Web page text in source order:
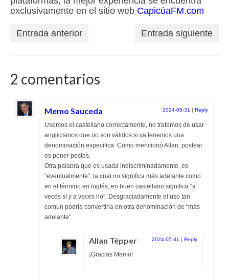
exclusivamente en el sitio web CapicúaFM.com
Entrada anterior Entrada siguiente
2 comentarios
Memo Sauceda 2024-05-31 | Reply
Usemos el castellano correctamente, no tratemos de usar
anglicismos que no son válidos si ya tenemos una
denominación específica. Como mencionó Allan, postear
es poner postes.
Otra palabra que es usada indiscriminadamente, es
“eventualmente”, la cual no significa más adelante como
en el término en inglés; en buen castellano significa “a
veces sí y a veces no”. Desgraciadamente el uso tan
común podría convertirla en otra denominación de “más
adelante”.
Allan Tépper 2024-05-31 | Reply
¡Gracias Memo!